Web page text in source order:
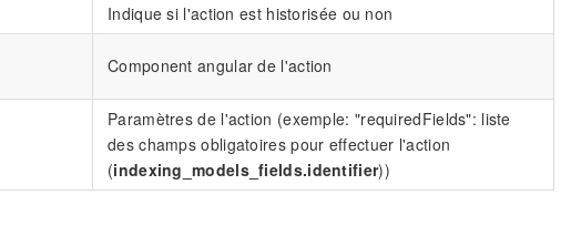
Indique si l'action est historisée ou non
Component angular de l'action
Paramètres de l'action (exemple: "requiredFields": liste
des champs obligatoires pour effectuer l'action
(indexing_models_fields.identifier))